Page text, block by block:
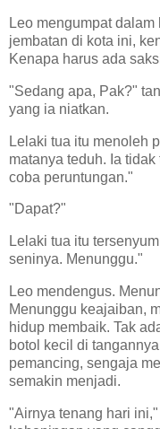
Leo mengumpat
jembatan di kota ini,
Kenapa harus ada
"Sedang apa, Pak?"
yang ia niatkan.
Lelaki tua itu menoleh
matanya teduh. Ia
coba peruntungan."
"Dapat?"
Lelaki tua itu
seninya. Menunggu."
Leo mendengus.
Menunggu keajaiban,
hidup membaik. Tak
botol kecil di
pemancing, sengaja
semakin menjadi.
"Airnya tenang hari